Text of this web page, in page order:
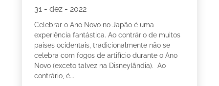
31 - dez - 2022
Celebrar o Ano Novo no Japão é uma
experiência fantástica. Ao contrário de muitos
países ocidentais, tradicionalmente não se
celebra com fogos de artifício durante o Ano
Novo (exceto talvez na Disneylândia). Ao
contrário, é...